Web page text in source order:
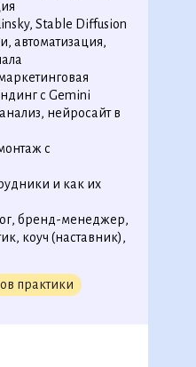
Stable Diffusion
автоматизация,
с Gemini
нейросайт в
с
и как их
бренд-менеджер,
коуч (наставник),
практики
◉
◉
◉